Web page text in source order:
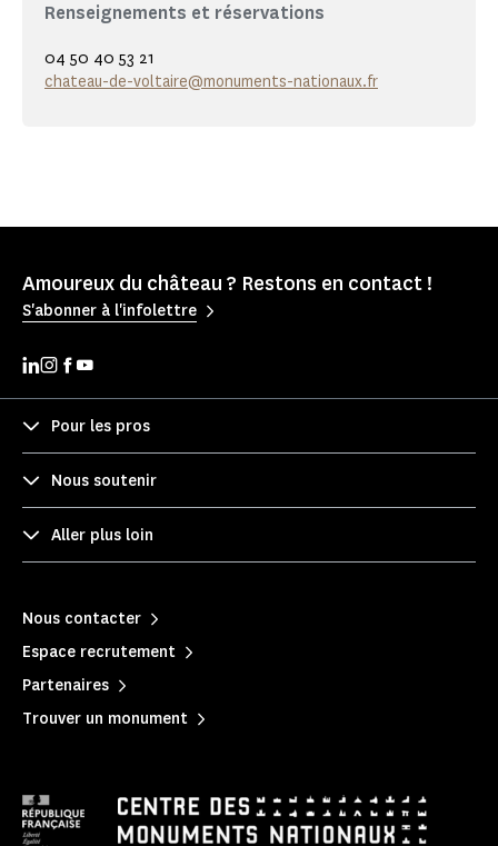
Renseignements et réservations
04 50 40 53 21
chateau-de-voltaire@monuments-nationaux.fr
Amoureux du château ? Restons en contact !
S'abonner à l'infolettre
Pour les pros
Nous soutenir
Aller plus loin
Nous contacter
Espace recrutement
Partenaires
Trouver un monument